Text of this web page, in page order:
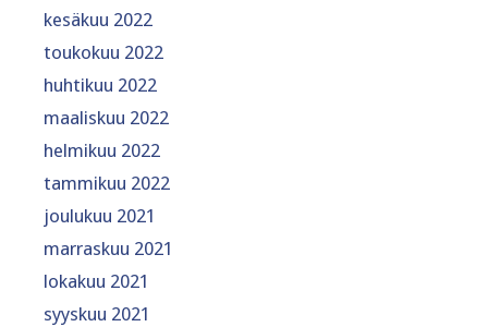
kesäkuu 2022
toukokuu 2022
huhtikuu 2022
maaliskuu 2022
helmikuu 2022
tammikuu 2022
joulukuu 2021
marraskuu 2021
lokakuu 2021
syyskuu 2021